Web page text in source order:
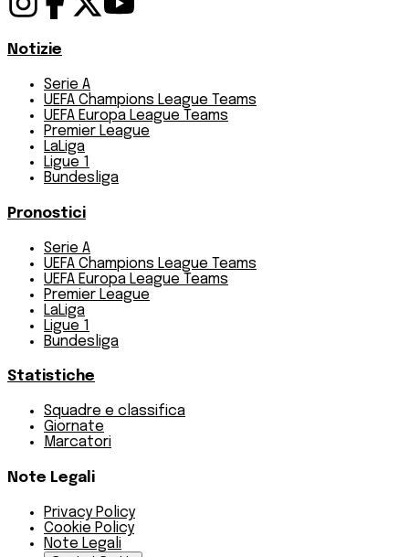
Notizie
Serie A
UEFA Champions League Teams
UEFA Europa League Teams
Premier League
LaLiga
Ligue 1
Bundesliga
Pronostici
Serie A
UEFA Champions League Teams
UEFA Europa League Teams
Premier League
LaLiga
Ligue 1
Bundesliga
Statistiche
Squadre e classifica
Giornate
Marcatori
Note Legali
Privacy Policy
Cookie Policy
Note Legali